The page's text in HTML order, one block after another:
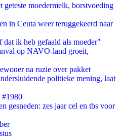
moedermelk, borstvoeding
in Ceuta weer teruggekeerd naar
ik heb gefaald als moeder"
op NAVO-land groeit,
na ruzie over pakket
politieke mening, laat
#1980
gesneden: zes jaar cel en tbs voor